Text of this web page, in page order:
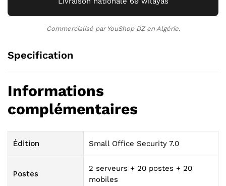
Commercialisé par YouShop DZ en Algérie.
Specification
Informations
complémentaires
Édition Small Office Security 7.0
Postes
2 serveurs + 20 postes + 20
mobiles